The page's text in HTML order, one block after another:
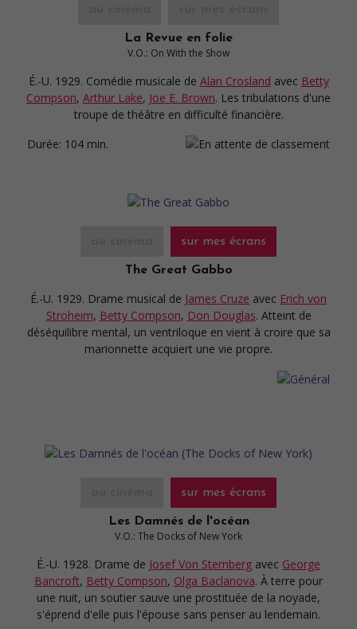
La Revue en folie
V.O.: On With the Show
É.-U. 1929. Comédie musicale de Alan Crosland avec Betty
Compson, Arthur Lake, Joe E. Brown. Les tribulations d'une
troupe de théâtre en difficulté financière.
Durée: 104 min.
sur mes écrans
The Great Gabbo
É.-U. 1929. Drame musical de James Cruze avec Erich von
Stroheim, Betty Compson, Don Douglas. Atteint de
déséquilibre mental, un ventriloque en vient à croire que sa
marionnette acquiert une vie propre.
sur mes écrans
Les Damnés de l'océan
V.O.: The Docks of New York
É.-U. 1928. Drame de Josef Von Sternberg avec George
Bancroft, Betty Compson, Olga Baclanova. À terre pour
une nuit, un soutier sauve une prostituée de la noyade,
s'éprend d'elle puis l'épouse sans penser au lendemain.